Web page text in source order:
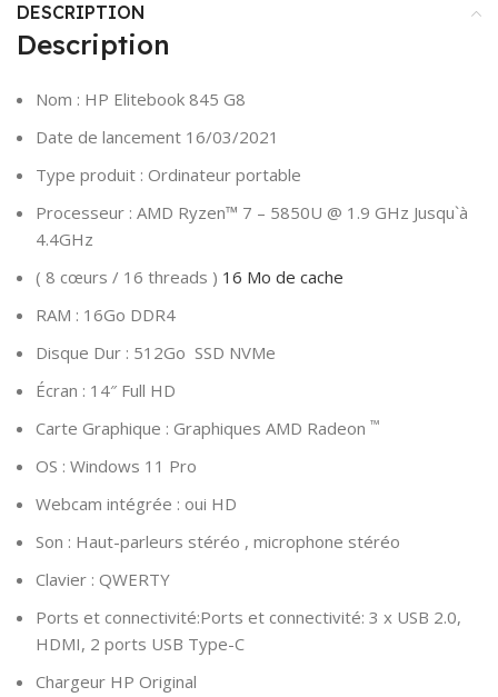
DESCRIPTION
Description
Nom : HP Elitebook 845 G8
Date de lancement 16/03/2021
Type produit : Ordinateur portable
Processeur : AMD Ryzen™ 7 – 5850U @ 1.9 GHz Jusqu`à
4.4GHz
( 8 cœurs / 16 threads ) 16 Mo de cache
RAM : 16Go DDR4
Disque Dur : 512Go SSD NVMe
Écran : 14″ Full HD
Carte Graphique : Graphiques AMD Radeon ™
OS : Windows 11 Pro
Webcam intégrée : oui HD
Son : Haut-parleurs stéréo , microphone stéréo
Clavier : QWERTY
Ports et connectivité:Ports et connectivité: 3 x USB 2.0,
HDMI, 2 ports USB Type-C
Chargeur HP Original